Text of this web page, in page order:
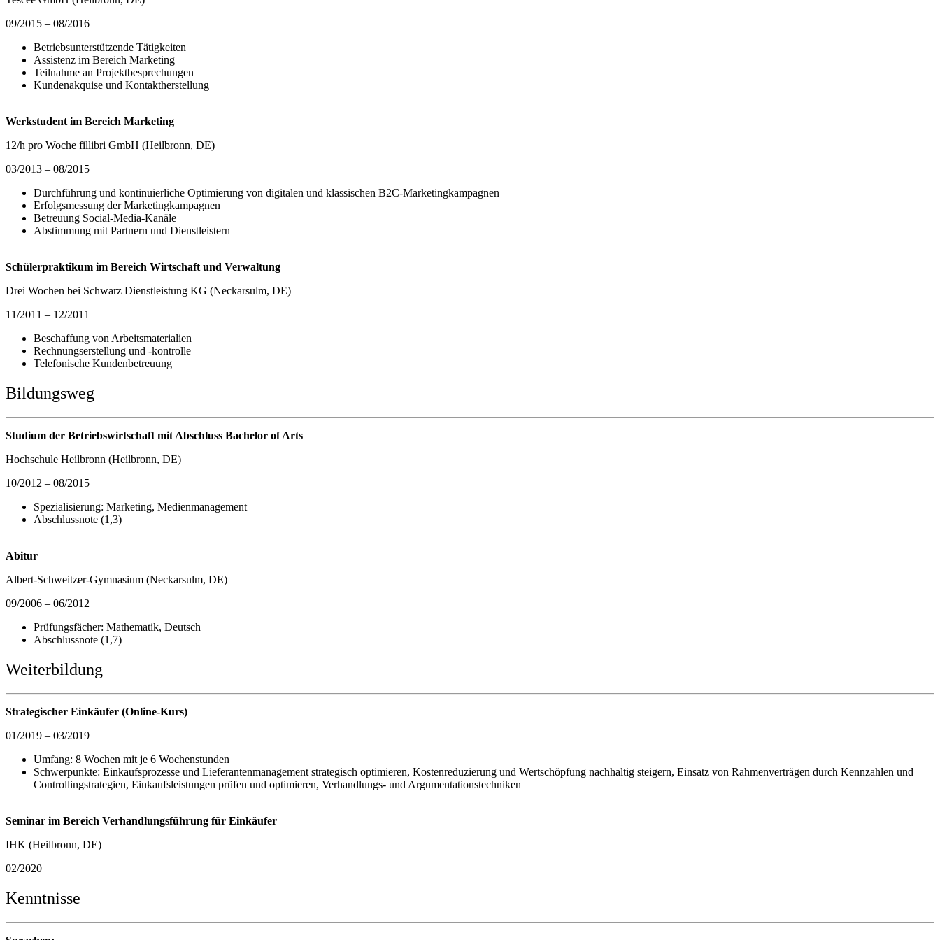
09/2015 – 08/2016
Betriebsunterstützende Tätigkeiten
Assistenz im Bereich Marketing
Teilnahme an Projektbesprechungen
Kundenakquise und Kontaktherstellung
Werkstudent im Bereich Marketing
12/h pro Woche fillibri GmbH (Heilbronn, DE)
03/2013 – 08/2015
Durchführung und kontinuierliche Optimierung von digitalen und klassischen B2C-Marketingkampagnen
Erfolgsmessung der Marketingkampagnen
Betreuung Social-Media-Kanäle
Abstimmung mit Partnern und Dienstleistern
Schülerpraktikum im Bereich Wirtschaft und Verwaltung
Drei Wochen bei Schwarz Dienstleistung KG (Neckarsulm, DE)
11/2011 – 12/2011
Beschaffung von Arbeitsmaterialien
Rechnungserstellung und -kontrolle
Telefonische Kundenbetreuung
Bildungsweg
Studium der Betriebswirtschaft mit Abschluss Bachelor of Arts
Hochschule Heilbronn (Heilbronn, DE)
10/2012 – 08/2015
Spezialisierung: Marketing, Medienmanagement
Abschlussnote (1,3)
Abitur
Albert-Schweitzer-Gymnasium (Neckarsulm, DE)
09/2006 – 06/2012
Prüfungsfächer: Mathematik, Deutsch
Abschlussnote (1,7)
Weiterbildung
Strategischer Einkäufer (Online-Kurs)
01/2019 – 03/2019
Umfang: 8 Wochen mit je 6 Wochenstunden
Schwerpunkte: Einkaufsprozesse und Lieferantenmanagement strategisch optimieren, Kostenreduzierung und Wertschöpfung nachhaltig steigern, Einsatz von Rahmenverträgen durch Kennzahlen und
Controllingstrategien, Einkaufsleistungen prüfen und optimieren, Verhandlungs- und Argumentationstechniken
Seminar im Bereich Verhandlungsführung für Einkäufer
IHK (Heilbronn, DE)
02/2020
Kenntnisse